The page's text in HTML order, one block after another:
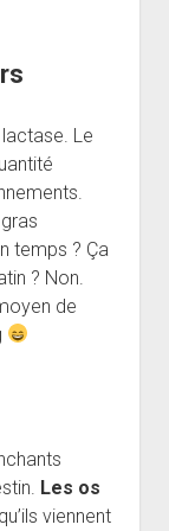
Le
temps ? Ça
? Non.
de
Les os
viennent